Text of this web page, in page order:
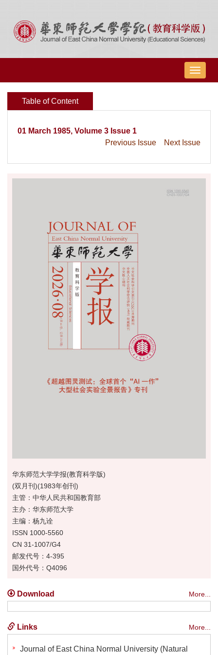
导
航
Table of Content
01 March 1985, Volume 3 Issue 1
Previous Issue
Next Issue
华东师范大学学报(教育科学版)
(双月刊)(1983年创刊)
主管：中华人民共和国教育部
主办：华东师范大学
主编：杨九诠
ISSN 1000-5560
CN 31-1007/G4
邮发代号：4-395
国外代号：Q4096
Download More...
Links More...
Journal of East China Normal University (Natural